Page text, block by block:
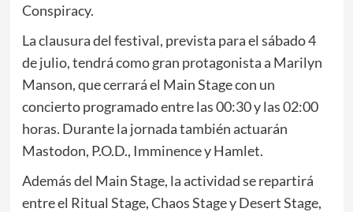
Conspiracy.
La clausura del festival, prevista para el sábado 4
de julio, tendrá como gran protagonista a Marilyn
Manson, que cerrará el Main Stage con un
concierto programado entre las 00:30 y las 02:00
horas. Durante la jornada también actuarán
Mastodon, P.O.D., Imminence y Hamlet.
Además del Main Stage, la actividad se repartirá
entre el Ritual Stage, Chaos Stage y Desert Stage,